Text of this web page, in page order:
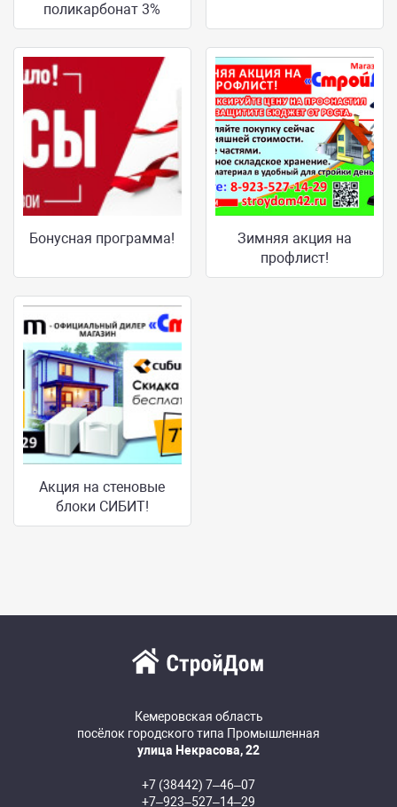
поликарбонат 3%
Бонусная программа!
Зимняя акция на
профлист!
Акция на стеновые
блоки СИБИТ!
Кемеровская область
посёлок городского типа Промышленная
улица Некрасова, 22
+7 (38442) 7‒46‒07
+7‒923‒527‒14‒29